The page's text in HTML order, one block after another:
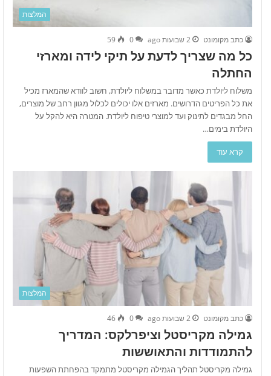
המלצות
כתב מקומונט 2 שבועות ago 0
59
כל מה שצריך לדעת על תיקי לידה ומארזי
החתלה
משלוח ליולדת כאשר מדובר במשלוח ליולדת, חשוב לוודא שהמארז מכיל
את כל הפריטים הדרושים. מארזים אלו יכולים לכלול מגוון רחב של מוצרים,
החל מבגדים לתינוק ועד למוצרי טיפוח ליולדת. המטרה היא להקל על
היולדת בימים…
קרא עוד
המלצות
כתב מקומונט 2 שבועות ago 0
46
גמילה מקריסטל וציפרלקס: המדריך
להתמודדות והתאוששות
גמילה מקריסטל תהליך הגמילה מקריסטל מתמקד בהפחתת השפעות